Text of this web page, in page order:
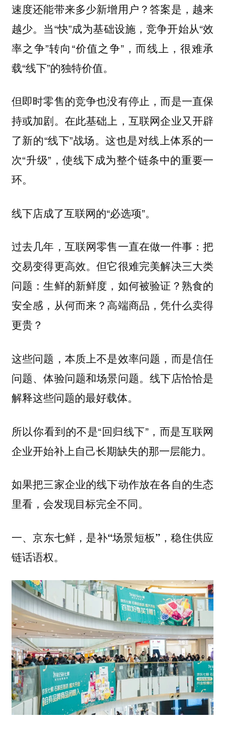
速度还能带来多少新增用户？答案是，越来
越少。当“快”成为基础设施，竞争开始从“效
率之争”转向“价值之争”，而线上，很难承
载“线下”的独特价值。
但即时零售的竞争也没有停止，而是一直保
持或加剧。在此基础上，互联网企业又开辟
了新的“线下”战场。这也是对线上体系的一
次“升级”，使线下成为整个链条中的重要一
环。
线下店成了互联网的“必选项”。
过去几年，互联网零售一直在做一件事：把
交易变得更高效。但它很难完美解决三大类
问题：生鲜的新鲜度，如何被验证？熟食的
安全感，从何而来？高端商品，凭什么卖得
更贵？
这些问题，本质上不是效率问题，而是信任
问题、体验问题和场景问题。线下店恰恰是
解释这些问题的最好载体。
所以你看到的不是“回归线下”，而是互联网
企业开始补上自己长期缺失的那一层能力。
如果把三家企业的线下动作放在各自的生态
里看，会发现目标完全不同。
一、京东七鲜，是补“场景短板”，稳住供应
链话语权。